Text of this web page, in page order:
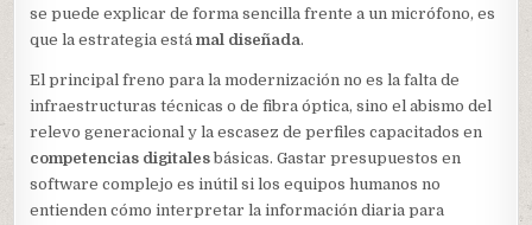
se puede explicar de forma sencilla frente a un micrófono, es
que la estrategia estámal diseñada.
El principal freno para la modernización no es la falta de
infraestructuras técnicas o de fibra óptica, sino el abismo del
relevo generacional y la escasez de perfiles capacitados en
competencias digitalesbásicas. Gastar presupuestos en
software complejo es inútil si los equipos humanos no
entienden cómo interpretar la información diaria para